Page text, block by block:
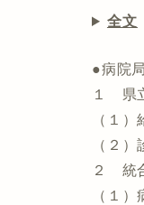
全文
●病院局
１ 県
（１
（２
２ 統
（１